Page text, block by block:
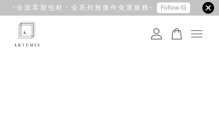
- 全 面 零 塑 包 材 ・ 全 系 列 無 條 件 免 運 服 務 - Follow IG
您的購物車目前還是空的。